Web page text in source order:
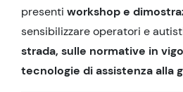
presenti workshop e
sensibilizzare operatori e
strada, sulle normative in
tecnologie di assistenza alla